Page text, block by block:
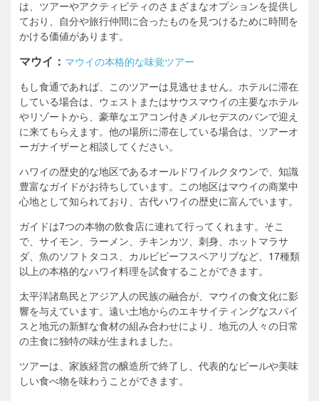
は、ツアーやアクティビティのさまざまなオプションを提供し
ており、自分や旅行仲間に合ったものを見つけるために時間を
かける価値があります。
マウイ： マウイの本格的な味覚ツアー
もし食通であれば、このツアーは見逃せません。ホテルに滞在
している場合は、ウェストまたはサウスマウイの主要なホテル
やリゾートから、豪華なエアコン付きメルセデスのバンで迎え
に来てもらえます。他の場所に滞在している場合は、ツアーオ
ーガナイザーと相談してください。
ハワイの歴史的な地区であるオールドワイルクタウンで、知識
豊富なガイドがお待ちしています。この地区はマウイの商業中
心地として知られており、古代ハワイの歴史に富んでいます。
ガイドは7つの本物の飲食店に連れて行ってくれます。そこ
で、サイモン、ラーメン、チキンカツ、刺身、ホットマラサ
ダ、魚のソフトタコス、カルビビーフスペアリブなど、17種類
以上の本格的なハワイ料理を試食することができます。
太平洋諸島民とアジア人の民族の融合が、マウイの食文化に影
響を与えています。遠い土地からのエキサイティングなスパイ
スと地元の新鮮な食材の組み合わせにより、地元の人々の日常
の主食に独特の味が生まれました。
ツアーは、家族経営の醸造所で終了し、代表的なビールや美味
しい食べ物を味わうことができます。